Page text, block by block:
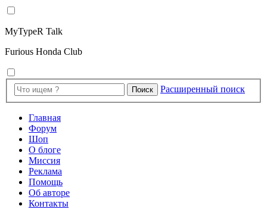
MyTypeR Talk
Furious Honda Club
Поиск Расширенный поиск
Главная
Форум
Шоп
О блоге
Миссия
Реклама
Помощь
Об авторе
Контакты